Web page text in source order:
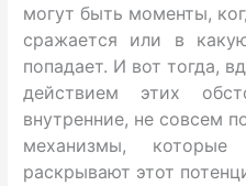
могут быть моменты,
сражается или в
попадает. И вот тогда,
действием этих
внутренние, не совсем
механизмы,
раскрывают этот